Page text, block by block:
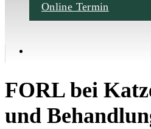
Online Termin
FORL bei
und